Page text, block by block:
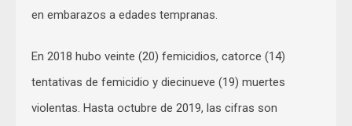
en embarazos a edades tempranas.
En 2018 hubo veinte (20) femicidios, catorce (14)
tentativas de femicidio y diecinueve (19) muertes
violentas. Hasta octubre de 2019, las cifras son